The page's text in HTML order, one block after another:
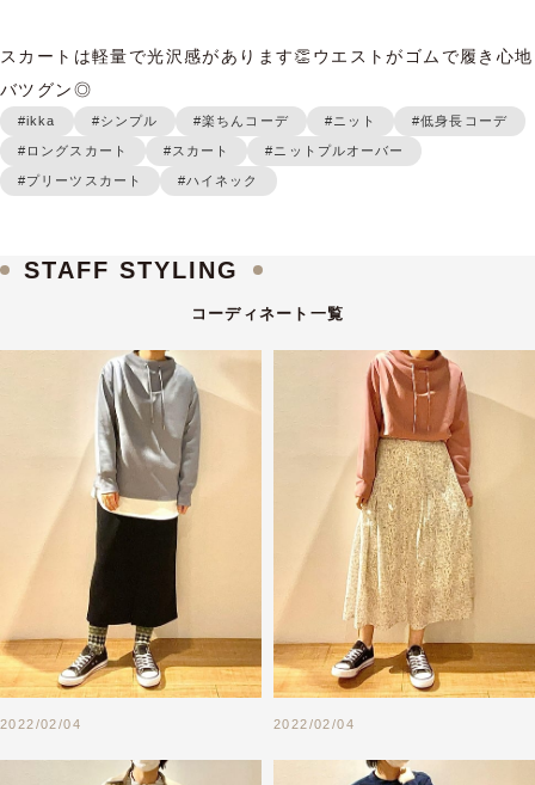
スカートは軽量で光沢感があります👏ウエストがゴムで履き心地
バツグン◎
#ikka #シンプル #楽ちんコーデ #ニット #低身長コーデ
#ロングスカート #スカート #ニットプルオーバー
#プリーツスカート #ハイネック
STAFF STYLING
コーディネート一覧
2022/02/04 2022/02/04